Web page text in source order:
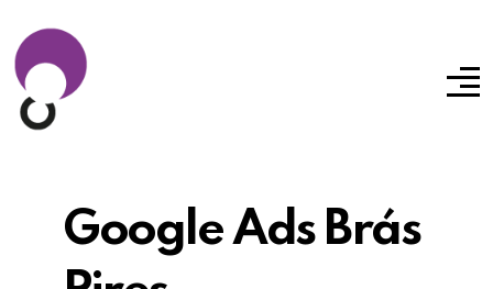
Google Ads Brás